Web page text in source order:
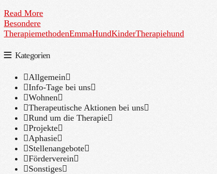
Read More
Besondere
TherapiemethodenEmmaHundKinderTherapiehund
Kategorien
Allgemein
Info-Tage bei uns
Wohnen
Therapeutische Aktionen bei uns
Rund um die Therapie
Projekte
Aphasie
Stellenangebote
Förderverein
Sonstiges